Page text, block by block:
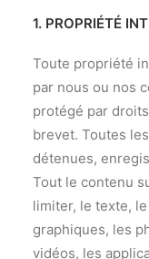
1. PROPRIÉTÉ
Toute propriété
par nous ou nos
protégé par
brevet. Toutes
détenues,
Tout le contenu
limiter, le texte,
graphiques, les
vidéos, les